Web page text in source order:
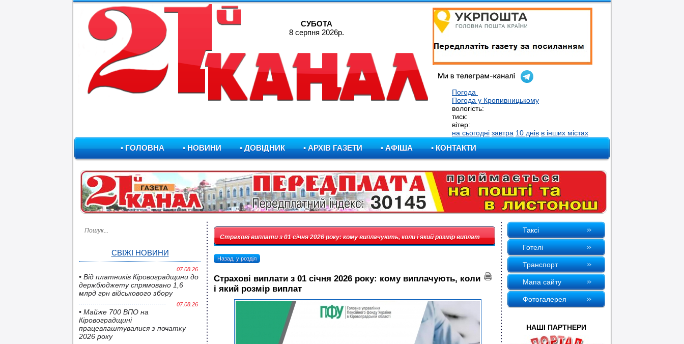
СУБОТА
8 серпня 2026р.
Погода
Погода у Кропивницькому
вологість:
тиск:
вітер:
на сьогодні завтра 10 днів в інших містах
• ГОЛОВНА • НОВИНИ • ДОВІДНИК • АРХІВ ГАЗЕТИ • АФІША • КОНТАКТИ
СВІЖІ НОВИНИ
07.08.26
• Від платників Кіровоградщини до
держбюджету спрямовано 1,6
млрд грн військового збору
07.08.26
• Майже 700 ВПО на
Кіровоградщині
працевлаштувалися з початку
2026 року
Страхові виплати з 01 січня 2026 року: кому виплачують, коли і який розмір виплат
Назад, у розділ
Страхові виплати з 01 січня 2026 року: кому виплачують, коли
і який розмір виплат
Таксi
Готелi
Транспорт
Мапа сайту
Фотогалерея
НАШI ПАРТНЕРИ